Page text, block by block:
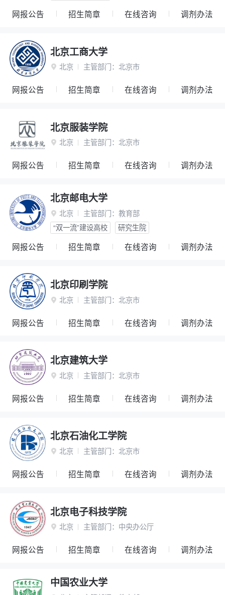
网报公告 招生简章 在线咨询 调剂办法
北京工商大学
 北京 主管部门： 北京市
网报公告 招生简章 在线咨询 调剂办法
北京服装学院
 北京 主管部门： 北京市
网报公告 招生简章 在线咨询 调剂办法
北京邮电大学
 北京 主管部门： 教育部
“双一流”建设高校
研究生院
网报公告 招生简章 在线咨询 调剂办法
北京印刷学院
 北京 主管部门： 北京市
网报公告 招生简章 在线咨询 调剂办法
北京建筑大学
 北京 主管部门： 北京市
网报公告 招生简章 在线咨询 调剂办法
北京石油化工学院
 北京 主管部门： 北京市
网报公告 招生简章 在线咨询 调剂办法
北京电子科技学院
 北京 主管部门： 中央办公厅
网报公告 招生简章 在线咨询 调剂办法
中国农业大学